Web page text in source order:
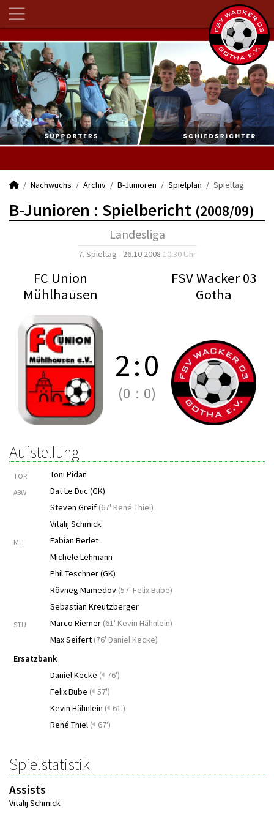
Nachwuchs Archiv B-Junioren Spielplan Spieltag
B-Junioren : Spielbericht (2008/09)
Landesliga
7. Spieltag - 26.10.2008 10:30 Uhr
FC Union
Mühlhausen
FSV Wacker 03
Gotha
2:0
(0 : 0)
Aufstellung
TOR Toni Pidan
ABW
Dat Le Duc (GK)
Steven Greif (67' René Thiel)
Vitalij Schmick
MIT
Fabian Berlet
Michele Lehmann
Phil Teschner (GK)
Rövneg Mamedov (57' Felix Bube)
Sebastian Kreutzberger
STU Marco Riemer (61' Kevin Hähnlein)
Max Seifert (76' Daniel Kecke)
Ersatzbank
Daniel Kecke ( 76')
Felix Bube ( 57')
Kevin Hähnlein ( 61')
René Thiel ( 67')
Spielstatistik
Assists
Vitalij Schmick